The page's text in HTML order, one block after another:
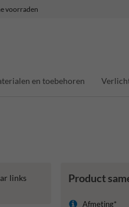
voorraden
en toebehoren
Product
Afmeting*
links